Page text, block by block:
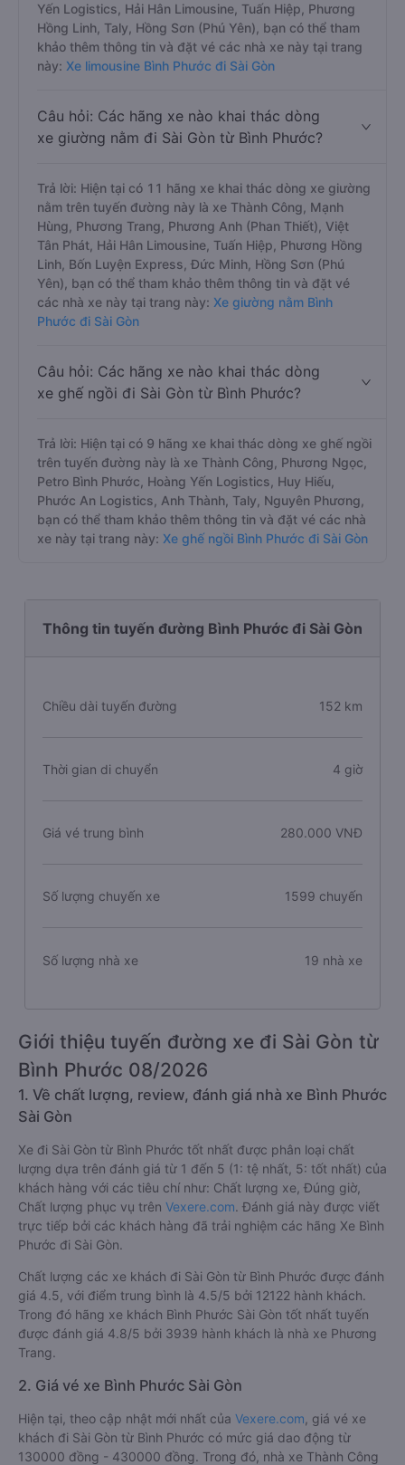
Yến Logistics, Hải Hân Limousine, Tuấn Hiệp, Phương
Hồng Linh, Taly, Hồng Sơn (Phú Yên), bạn có thể tham
khảo thêm thông tin và đặt vé các nhà xe này tại trang
này: Xe limousine Bình Phước đi Sài Gòn
Câu hỏi: Các hãng xe nào khai thác dòng
xe giường nằm đi Sài Gòn từ Bình Phước?
Trả lời: Hiện tại có 11 hãng xe khai thác dòng xe giường
nằm trên tuyến đường này là xe Thành Công, Mạnh
Hùng, Phương Trang, Phương Anh (Phan Thiết), Việt
Tân Phát, Hải Hân Limousine, Tuấn Hiệp, Phương Hồng
Linh, Bốn Luyện Express, Đức Minh, Hồng Sơn (Phú
Yên), bạn có thể tham khảo thêm thông tin và đặt vé
các nhà xe này tại trang này: Xe giường nằm Bình
Phước đi Sài Gòn
Câu hỏi: Các hãng xe nào khai thác dòng
xe ghế ngồi đi Sài Gòn từ Bình Phước?
Trả lời: Hiện tại có 9 hãng xe khai thác dòng xe ghế ngồi
trên tuyến đường này là xe Thành Công, Phương Ngọc,
Petro Bình Phước, Hoàng Yến Logistics, Huy Hiếu,
Phước An Logistics, Anh Thành, Taly, Nguyên Phương,
bạn có thể tham khảo thêm thông tin và đặt vé các nhà
xe này tại trang này: Xe ghế ngồi Bình Phước đi Sài Gòn
Thông tin tuyến đường Bình Phước đi Sài Gòn
Chiều dài tuyến đường 152 km
Thời gian di chuyển 4 giờ
Giá vé trung bình 280.000 VNĐ
Số lượng chuyến xe 1599 chuyến
Số lượng nhà xe 19 nhà xe
Giới thiệu tuyến đường xe đi Sài Gòn từ
Bình Phước 08/2026
1. Về chất lượng, review, đánh giá nhà xe Bình Phước
Sài Gòn
Xe đi Sài Gòn từ Bình Phước tốt nhất được phân loại chất
lượng dựa trên đánh giá từ 1 đến 5 (1: tệ nhất, 5: tốt nhất) của
khách hàng với các tiêu chí như: Chất lượng xe, Đúng giờ,
Chất lượng phục vụ trên Vexere.com. Đánh giá này được viết
trực tiếp bởi các khách hàng đã trải nghiệm các hãng Xe Bình
Phước đi Sài Gòn.
Chất lượng các xe khách đi Sài Gòn từ Bình Phước được đánh
giá 4.5, với điểm trung bình là 4.5/5 bởi 12122 hành khách.
Trong đó hãng xe khách Bình Phước Sài Gòn tốt nhất tuyến
được đánh giá 4.8/5 bởi 3939 hành khách là nhà xe Phương
Trang.
2. Giá vé xe Bình Phước Sài Gòn
Hiện tại, theo cập nhật mới nhất của Vexere.com , giá vé xe
khách đi Sài Gòn từ Bình Phước có mức giá dao động từ
130000 đồng - 430000 đồng. Trong đó, nhà xe Thành Công